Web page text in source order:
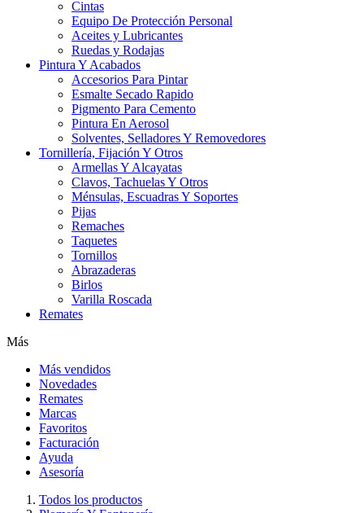
Cintas
Equipo De Protección Personal
Aceites y Lubricantes
Ruedas y Rodajas
Pintura Y Acabados
Accesorios Para Pintar
Esmalte Secado Rapido
Pigmento Para Cemento
Pintura En Aerosol
Solventes, Selladores Y Removedores
Tornillería, Fijación Y Otros
Armellas Y Alcayatas
Clavos, Tachuelas Y Otros
Ménsulas, Escuadras Y Soportes
Pijas
Remaches
Taquetes
Tornillos
Abrazaderas
Birlos
Varilla Roscada
Remates
Más
Más vendidos
Novedades
Remates
Marcas
Favoritos
Facturación
Ayuda
Asesoría
Todos los productos